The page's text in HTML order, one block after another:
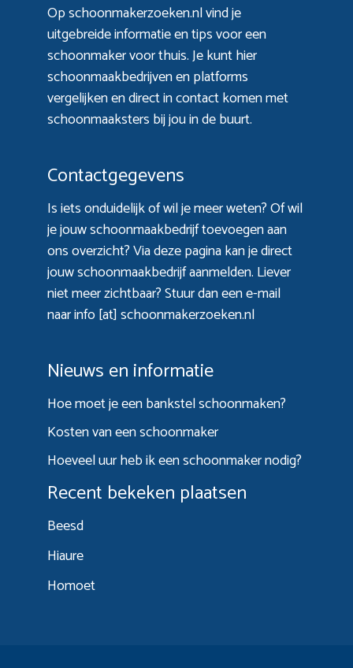
Op schoonmakerzoeken.nl vind je
uitgebreide informatie en tips voor een
schoonmaker voor thuis. Je kunt hier
schoonmaakbedrijven en platforms
vergelijken en direct in contact komen met
schoonmaaksters bij jou in de buurt.
Contactgegevens
Is iets onduidelijk of wil je meer weten? Of wil
je jouw schoonmaakbedrijf toevoegen aan
ons overzicht? Viadeze paginakan je direct
jouw schoonmaakbedrijf aanmelden. Liever
niet meer zichtbaar? Stuur dan een e-mail
naar info [at] schoonmakerzoeken.nl
Nieuws en informatie
Hoe moet je een bankstel schoonmaken?
Kosten van een schoonmaker
Hoeveel uur heb ik een schoonmaker nodig?
Recent bekeken plaatsen
Beesd
Hiaure
Homoet